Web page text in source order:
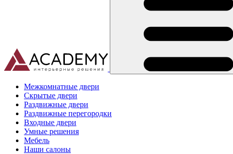
Межкомнатные двери
Скрытые двери
Раздвижные двери
Раздвижные перегородки
Входные двери
Умные решения
Мебель
Наши салоны